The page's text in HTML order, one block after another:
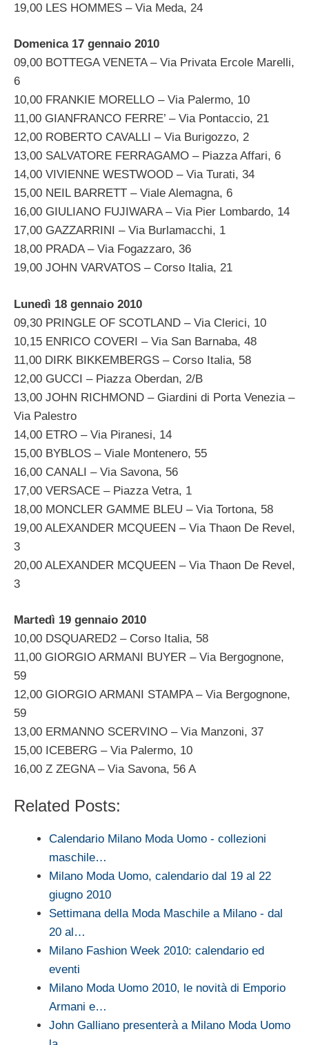
19,00 LES HOMMES – Via Meda, 24
Domenica 17 gennaio 2010
09,00 BOTTEGA VENETA – Via Privata Ercole Marelli,
6
10,00 FRANKIE MORELLO – Via Palermo, 10
11,00 GIANFRANCO FERRE’ – Via Pontaccio, 21
12,00 ROBERTO CAVALLI – Via Burigozzo, 2
13,00 SALVATORE FERRAGAMO – Piazza Affari, 6
14,00 VIVIENNE WESTWOOD – Via Turati, 34
15,00 NEIL BARRETT – Viale Alemagna, 6
16,00 GIULIANO FUJIWARA – Via Pier Lombardo, 14
17,00 GAZZARRINI – Via Burlamacchi, 1
18,00 PRADA – Via Fogazzaro, 36
19,00 JOHN VARVATOS – Corso Italia, 21
Lunedì 18 gennaio 2010
09,30 PRINGLE OF SCOTLAND – Via Clerici, 10
10,15 ENRICO COVERI – Via San Barnaba, 48
11,00 DIRK BIKKEMBERGS – Corso Italia, 58
12,00 GUCCI – Piazza Oberdan, 2/B
13,00 JOHN RICHMOND – Giardini di Porta Venezia –
Via Palestro
14,00 ETRO – Via Piranesi, 14
15,00 BYBLOS – Viale Montenero, 55
16,00 CANALI – Via Savona, 56
17,00 VERSACE – Piazza Vetra, 1
18,00 MONCLER GAMME BLEU – Via Tortona, 58
19,00 ALEXANDER MCQUEEN – Via Thaon De Revel,
3
20,00 ALEXANDER MCQUEEN – Via Thaon De Revel,
3
Martedì 19 gennaio 2010
10,00 DSQUARED2 – Corso Italia, 58
11,00 GIORGIO ARMANI BUYER – Via Bergognone,
59
12,00 GIORGIO ARMANI STAMPA – Via Bergognone,
59
13,00 ERMANNO SCERVINO – Via Manzoni, 37
15,00 ICEBERG – Via Palermo, 10
16,00 Z ZEGNA – Via Savona, 56 A
Related Posts:
Calendario Milano Moda Uomo - collezioni
maschile…
Milano Moda Uomo, calendario dal 19 al 22
giugno 2010
Settimana della Moda Maschile a Milano - dal
20 al…
Milano Fashion Week 2010: calendario ed
eventi
Milano Moda Uomo 2010, le novità di Emporio
Armani e…
John Galliano presenterà a Milano Moda Uomo